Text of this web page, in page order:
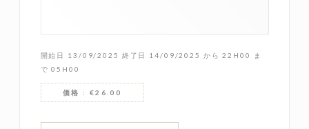
開始日 13/09/2025 終了日 14/09/2025 から 22H00 ま
で 05H00
価格 : €26.00